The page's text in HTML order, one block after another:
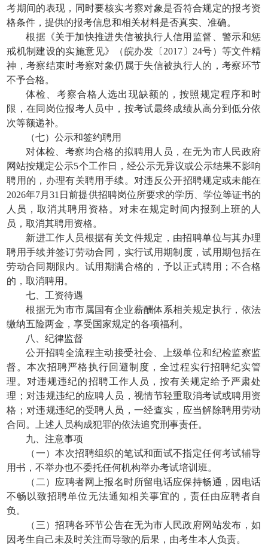
考期间的表现，同时要核实考察对象是否符合规定的报考资
格条件，提供的报考信息和相关材料是否真实、准确。
根据《关于加快推进失信被执行人信用监督、警示和惩
戒机制建设的实施意见》（皖办发〔2017〕24号）等文件精
神，考察结束时考察对象仍属于失信被执行人的，考察环节
不予合格。
体检、考察合格人选出现缺额的，按照规定程序和时
限，在同岗位报考人员中，按考试最终成绩从高分到低分依
次等额递补。
（七）公示和签约聘用
对体检、考察均合格的拟聘用人员，在无为市人民政府
网站按规定公示5个工作日，经公示无异议或公示结果不影响
聘用的，办理有关聘用手续。对违反公开招聘规定或未能在
2026年7月31日前提供招聘岗位所要求的学历、学位等证书的
人员，取消其聘用资格。对未在规定时间内报到上班的人
员，取消其聘用资格。
新进工作人员根据有关文件规定，由招聘单位与其办理
聘用手续并签订劳动合同，实行试用期制度，试用期包括在
劳动合同期限内。试用期满合格的，予以正式聘用；不合格
的，取消聘用。
七、工资待遇
根据无为市市属国有企业薪酬体系相关规定执行，依法
缴纳五险两金，享受国家规定的各项福利。
八、纪律监督
公开招聘全流程主动接受社会、上级单位和纪检监察监
督。本次招聘严格执行回避制度，全过程实行招聘纪实管
理。对违规违纪的招聘工作人员，按有关规定给予严肃处
理；对违规违纪的应聘人员，视情节轻重取消考试或聘用资
格；对违规违纪的受聘人员，一经查实，应当解除聘用劳动
合同。上述人员构成犯罪的依法追究刑事责任。
九、注意事项
（一）本次招聘组织的笔试和面试不指定任何考试辅导
用书，不举办也不委托任何机构举办考试培训班。
（二）应聘者网上报名时所留电话应保持畅通，因电话
不畅以致招聘单位无法通知相关事宜的，责任由应聘者自
负。
（三）招聘各环节公告在无为市人民政府网站发布，如
因考生自己未及时关注而导致的后果，由考生本人负责。